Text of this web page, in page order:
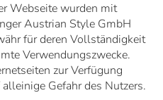
Webseite wurden mit
Austrian Style GmbH
für deren Vollständigkeit
Verwendungszwecke.
zur Verfügung
Gefahr des Nutzers.